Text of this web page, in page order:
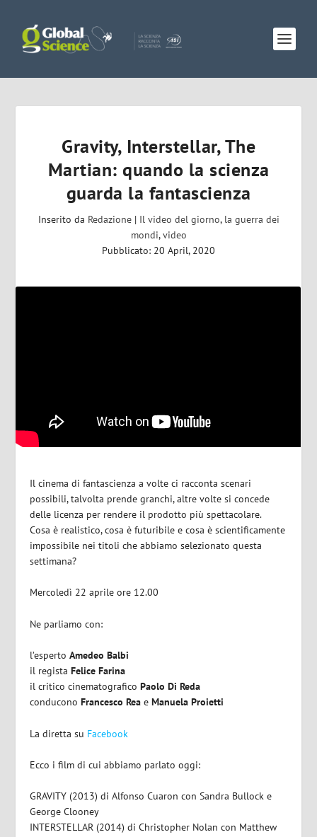
Gravity, Interstellar, The
Martian: quando la scienza
guarda la fantascienza
Inserito da Redazione| Il video del giorno, la guerra dei
mondi,video
Pubblicato: 20 April, 2020
Il cinema di fantascienza a volte ci racconta scenari
possibili, talvolta prende granchi, altre volte si concede
delle licenza per rendere il prodotto più spettacolare.
Cosa è realistico, cosa è futuribile e cosa è scientificamente
impossibile nei titoli che abbiamo selezionato questa
settimana?
Mercoledì 22 aprile ore 12.00
Ne parliamo con:
l’espertoAmedeo Balbi
il registaFelice Farina
il critico cinematograficoPaolo Di Reda
conduconoFrancesco Rea eManuela Proietti
La diretta su Facebook
Ecco i film di cui abbiamo parlato oggi:
GRAVITY (2013)di Alfonso Cuaron con Sandra Bullock e
George Clooney
INTERSTELLAR (2014)di Christopher Nolan con Matthew